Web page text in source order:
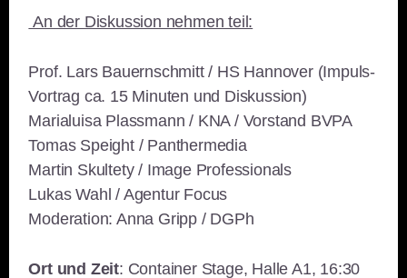
An der Diskussion nehmen teil:
Prof. Lars Bauernschmitt / HS Hannover (Impuls-
Vortrag ca. 15 Minuten und Diskussion)
Marialuisa Plassmann / KNA / Vorstand BVPA
Tomas Speight / Panthermedia
Martin Skultety / Image Professionals
Lukas Wahl / Agentur Focus
Moderation: Anna Gripp / DGPh
Ort und Zeit: Container Stage, Halle A1, 16:30